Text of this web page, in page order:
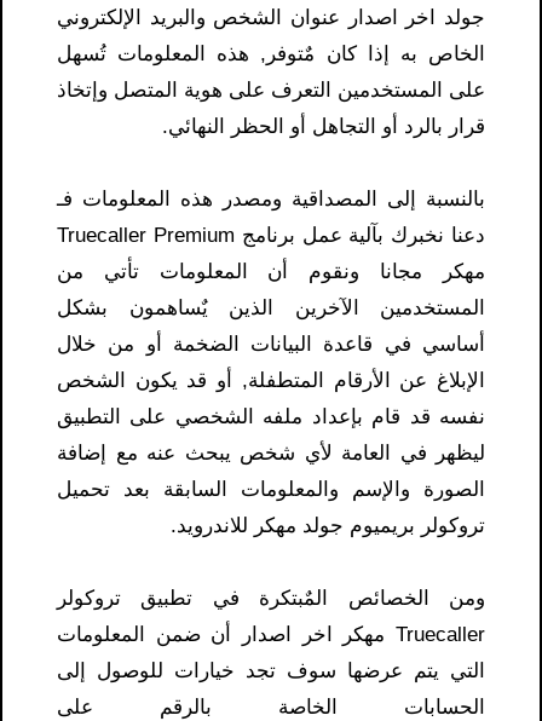
جولد اخر اصدار عنوان الشخص والبريد الإلكتروني
الخاص به إذا كان مٌتوفر, هذه المعلومات تُسهل
على المستخدمين التعرف على هوية المتصل وإتخاذ
قرار بالرد أو التجاهل أو الحظر النهائي.
بالنسبة إلى المصداقية ومصدر هذه المعلومات فـ
دعنا نخبرك بآلية عمل برنامج Truecaller Premium
مهكر مجانا ونقوم أن المعلومات تأتي من
المستخدمين الآخرين الذين يٌساهمون بشكل
أساسي في قاعدة البيانات الضخمة أو من خلال
الإبلاغ عن الأرقام المتطفلة, أو قد يكون الشخص
نفسه قد قام بإعداد ملفه الشخصي على التطبيق
ليظهر في العامة لأي شخص يبحث عنه مع إضافة
الصورة والإسم والمعلومات السابقة بعد تحميل
تروكولر بريميوم جولد مهكر للاندرويد.
ومن الخصائص المٌبتكرة في تطبيق تروكولر
Truecaller مهكر اخر اصدار أن ضمن المعلومات
التي يتم عرضها سوف تجد خيارات للوصول إلى
الحسابات الخاصة بالرقم على